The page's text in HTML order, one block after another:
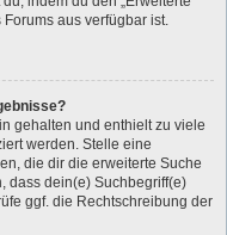
aus verfügbar ist.
gehalten und enthielt zu viele
werden. Stelle eine
die dir die erweiterte Suche
dass dein(e) Suchbegriff(e)
ggf. die Rechtschreibung der